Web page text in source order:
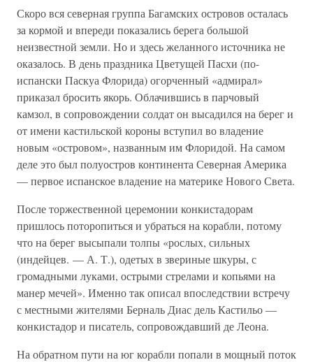
Скоро вся северная группа Багамских островов осталась
за кормой и впереди показались берега большой
неизвестной земли. Но и здесь желанного источника не
оказалось. В день праздника Цветущей Пасхи (по-
испански Паскуа Флорида) огорченный «адмирал»
приказал бросить якорь. Облачившись в парчовый
камзол, в сопровождении солдат он высадился на берег и
от имени кастильской короны вступил во владение
новым «островом», названным им Флоридой. На самом
деле это был полуостров континента Северная Америка
— первое испанское владение на материке Нового Света.
После торжественной церемонии конкистадорам
пришлось поторопиться и убраться на корабли, потому
что на берег высыпали толпы «рослых, сильных
(индейцев. — А. Т.), одетых в звериные шкуры, с
громадными луками, острыми стрелами и копьями на
манер мечей». Именно так описал впоследствии встречу
с местными жителями Берналь Диас дель Кастильо —
конкистадор и писатель, сопровождавший де Леона.
На обратном пути на юг корабли попали в мощный поток